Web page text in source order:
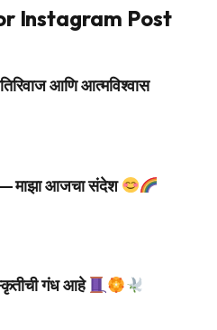
Instagram Post
आणि आत्मविश्वास
माझा आजचा संदेश
गंध आहे